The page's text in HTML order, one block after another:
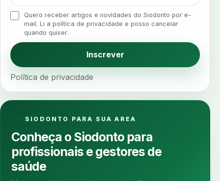
analgesia analgesia digital analise 3d
analise elementos finitos analise facial
analise funcional
anamnese digital
anamnese estruturada anamnese nutricional
ancoragem anestesia
ansiedade odontologica antes e depois
antibiotico antibioticos
Quero receber artigos e novidades do Siodonto por e-
mail. Li a política de privacidade e posso cancelar
quando quiser.
Inscrever
Política de privacidade
SIODONTO PARA SUA AREA
Conheça o Siodonto para
profissionais e gestores de
saúde